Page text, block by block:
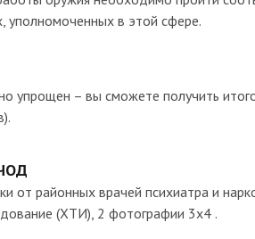
уполномоченных в этой сфере.
упрощен – вы сможете получить
от районных врачей психиатра и
(ХТИ), 2 фотографии 3x4 .